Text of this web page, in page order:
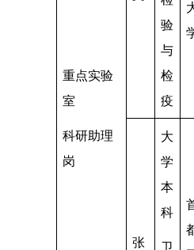
重点实验
室
科研助理
岗
验
与
检
疫
张
大
学
本
科